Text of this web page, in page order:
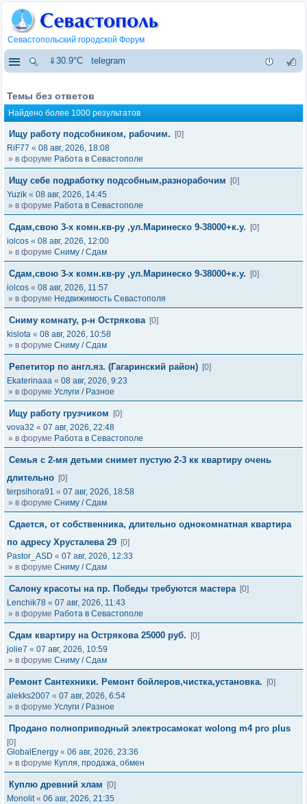
Севастопольский городской Форум
⇓30.9°C telegram
Темы без ответов
Найдено более 1000 результатов
Ищу работу подсобником, рабочим.
[0]
RiF77 « 08 авг, 2026, 18:08
» в форуме Работа в Севастополе
Ищу себе подработку подсобным,разнорабочим
[0]
Yuzik « 08 авг, 2026, 14:45
» в форуме Работа в Севастополе
Сдам,свою 3-х комн.кв-ру ,ул.Маринеско 9-38000+к.у.
[0]
iolcos « 08 авг, 2026, 12:00
» в форуме Сниму / Сдам
Сдам,свою 3-х комн.кв-ру ,ул.Маринеско 9-38000+к.у.
[0]
iolcos « 08 авг, 2026, 11:57
» в форуме Недвижимость Севастополя
Сниму комнату, р-н Острякова [0]
kislota « 08 авг, 2026, 10:58
» в форуме Сниму / Сдам
Репетитор по англ.яз. (Гагаринский район) [0]
Ekaterinaaa « 08 авг, 2026, 9:23
» в форуме Услуги / Разное
Ищу работу грузчиком
[0]
vova32 « 07 авг, 2026, 22:48
» в форуме Работа в Севастополе
Семья с 2-мя детьми снимет пустую 2-3 кк квартиру очень
длительно [0]
terpsihora91 « 07 авг, 2026, 18:58
» в форуме Сниму / Сдам
Сдается, от собственника, длительно однокомнатная квартира
по адресу Хрусталева 29 [0]
Pastor_ASD « 07 авг, 2026, 12:33
» в форуме Сниму / Сдам
Салону красоты на пр. Победы требуются мастера [0]
Lenchik78 « 07 авг, 2026, 11:43
» в форуме Работа в Севастополе
Сдам квартиру на Острякова 25000 руб.
[0]
jolie7 « 07 авг, 2026, 10:59
» в форуме Сниму / Сдам
Ремонт Сантехники. Ремонт бойлеров,чистка,установка.
[0]
alekks2007 « 07 авг, 2026, 6:54
» в форуме Услуги / Разное
Продано полноприводный электросамокат wolong m4 pro plus
[0]
GlobalEnergy « 06 авг, 2026, 23:36
» в форуме Купля, продажа, обмен
Куплю древний хлам
[0]
Monolit« 06 авг, 2026, 21:35